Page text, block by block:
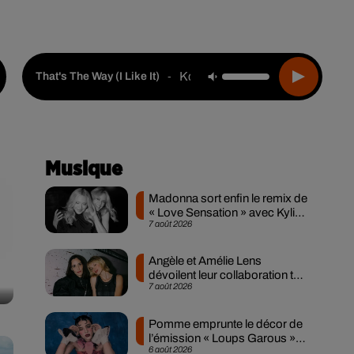
That's The Way (i Like It) - Kc & The Sunshine Band
Musique
7 août 2026
Madonna sort enfin le remix de
« Love Sensation » avec Kylie
Minogue
7 août 2026
Angèle et Amélie Lens
dévoilent leur collaboration tant
attendue
6 août 2026
Pomme emprunte le décor de
l’émission « Loups Garous »